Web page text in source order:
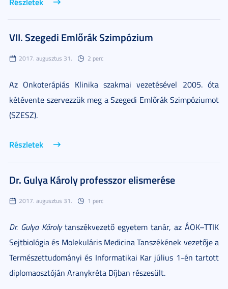
VII. Szegedi Emlőrák Szimpózium
2017. augusztus 31. 2 perc
Az Onkoterápiás Klinika szakmai vezetésével 2005. óta
kétévente szervezzük meg a Szegedi Emlőrák Szimpóziumot
(SZESZ).
Részletek
Dr. Gulya Károly professzor elismerése
2017. augusztus 31. 1 perc
Dr. Gulya Károlytanszékvezető egyetem tanár, az ÁOK–TTIK
Sejtbiológia és Molekuláris Medicina Tanszékének vezetője a
Természettudományi és Informatikai Kar július 1-én tartott
diplomaosztóján Aranykréta Díjban részesült.